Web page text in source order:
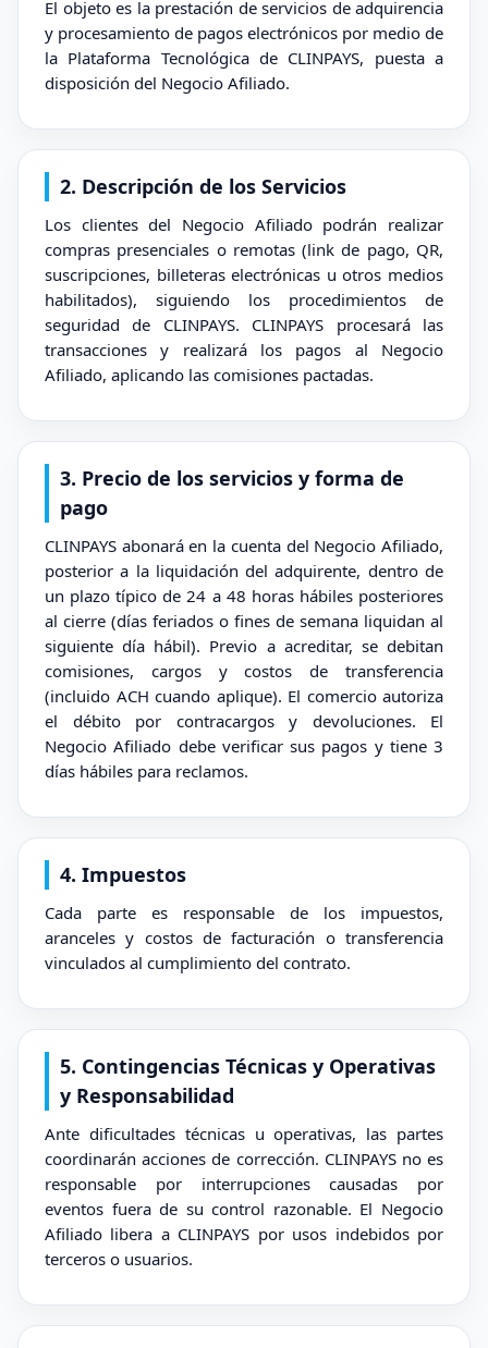
El objeto es la prestación de servicios de adquirencia
y procesamiento de pagos electrónicos por medio de
la Plataforma Tecnológica de CLINPAYS, puesta a
disposición del Negocio Afiliado.
2. Descripción de los Servicios
Los clientes del Negocio Afiliado podrán realizar
compras presenciales o remotas (link de pago, QR,
suscripciones, billeteras electrónicas u otros medios
habilitados), siguiendo los procedimientos de
seguridad de CLINPAYS. CLINPAYS procesará las
transacciones y realizará los pagos al Negocio
Afiliado, aplicando las comisiones pactadas.
3. Precio de los servicios y forma de
pago
CLINPAYS abonará en la cuenta del Negocio Afiliado,
posterior a la liquidación del adquirente, dentro de
un plazo típico de 24 a 48 horas hábiles posteriores
al cierre (días feriados o fines de semana liquidan al
siguiente día hábil). Previo a acreditar, se debitan
comisiones, cargos y costos de transferencia
(incluido ACH cuando aplique). El comercio autoriza
el débito por contracargos y devoluciones. El
Negocio Afiliado debe verificar sus pagos y tiene 3
días hábiles para reclamos.
4. Impuestos
Cada parte es responsable de los impuestos,
aranceles y costos de facturación o transferencia
vinculados al cumplimiento del contrato.
5. Contingencias Técnicas y Operativas
y Responsabilidad
Ante dificultades técnicas u operativas, las partes
coordinarán acciones de corrección. CLINPAYS no es
responsable por interrupciones causadas por
eventos fuera de su control razonable. El Negocio
Afiliado libera a CLINPAYS por usos indebidos por
terceros o usuarios.